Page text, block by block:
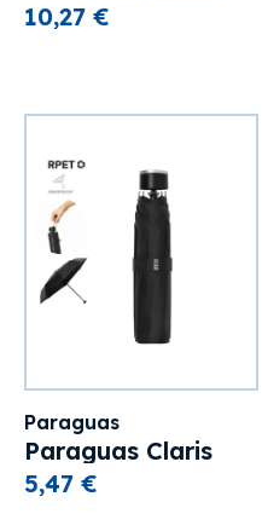
10,27 €
Paraguas
Paraguas Claris
5,47 €